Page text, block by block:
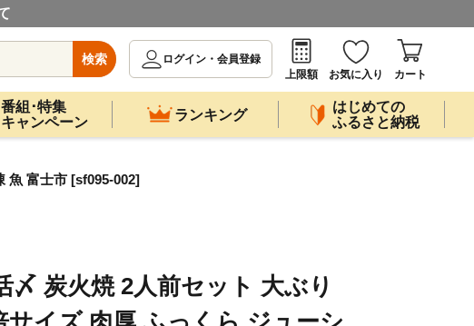
検索
ログイン・会員登録
上限額
お気に入り カート
番組･特集
キャンペーン
ランキング
はじめての
ふるさと納税
魚 富士市 [sf095-002]
〆 炭火焼 2人前セット 大ぶり